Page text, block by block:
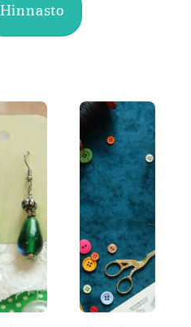
Hinnasto